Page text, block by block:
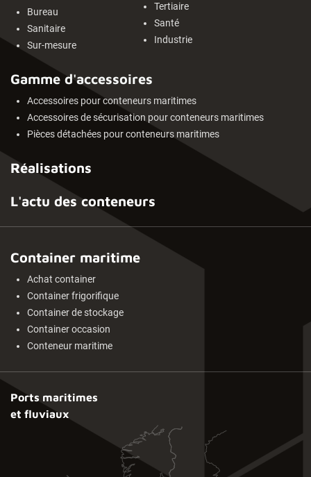
Bureau
Sanitaire
Sur-mesure
Tertiaire
Santé
Industrie
Gamme d'accessoires
Accessoires pour conteneurs maritimes
Accessoires de sécurisation pour conteneurs maritimes
Pièces détachées pour conteneurs maritimes
Réalisations
L'actu des conteneurs
Container maritime
Achat container
Container frigorifique
Container de stockage
Container occasion
Conteneur maritime
Ports maritimes
et fluviaux